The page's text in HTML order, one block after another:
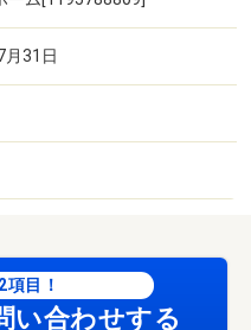
月31日
項目！
い合わせする